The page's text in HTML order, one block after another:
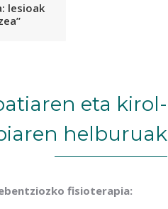
lesioak
eta kirol-
helburuak
fisioterapia: